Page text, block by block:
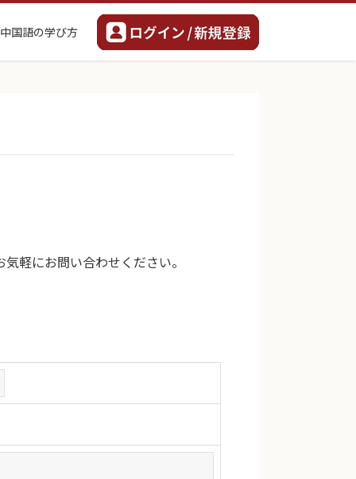
中国語の学び方
軽にお問い合わせください。